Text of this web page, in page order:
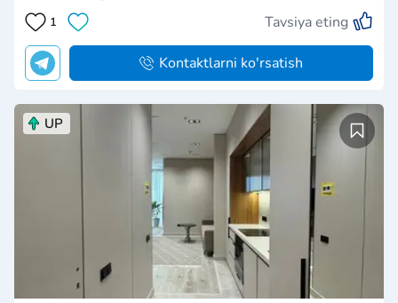
1 Tavsiya eting
Kontaktlarni ko'rsatish
UP